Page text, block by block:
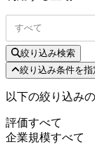
すべて
絞り込み検索
絞り込み条件を指
以下の絞り込み
評価すべて
企業規模すべて